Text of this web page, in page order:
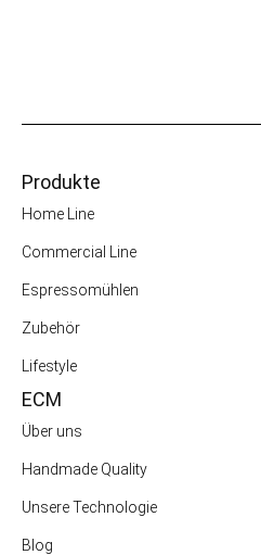
Produkte
Home Line
Commercial Line
Espressomühlen
Zubehör
Lifestyle
ECM
Über uns
Handmade Quality
Unsere Technologie
Blog